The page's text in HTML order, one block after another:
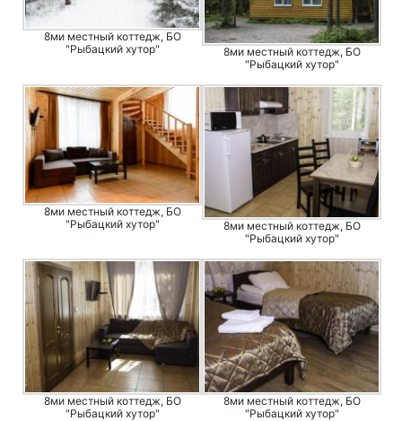
8ми местный коттедж, БО
"Рыбацкий хутор"
8ми местный коттедж, БО
"Рыбацкий хутор"
8ми местный коттедж, БО
"Рыбацкий хутор"
8ми местный коттедж, БО
"Рыбацкий хутор"
8ми местный коттедж, БО
"Рыбацкий хутор"
8ми местный коттедж, БО
"Рыбацкий хутор"